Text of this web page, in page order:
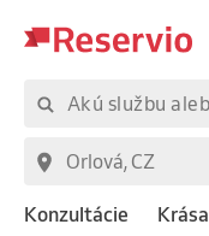
Konzultácie Krása